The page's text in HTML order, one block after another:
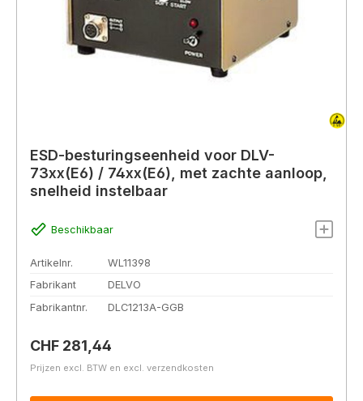
ESD-besturingseenheid voor DLV-
73xx(E6) / 74xx(E6), met zachte aanloop,
snelheid instelbaar
Beschikbaar
Artikelnr.
WL11398
Fabrikant
DELVO
Fabrikantnr.
DLC1213A-GGB
Normale prijs:
CHF 281,44
Prijzen excl. BTW en excl. verzendkosten